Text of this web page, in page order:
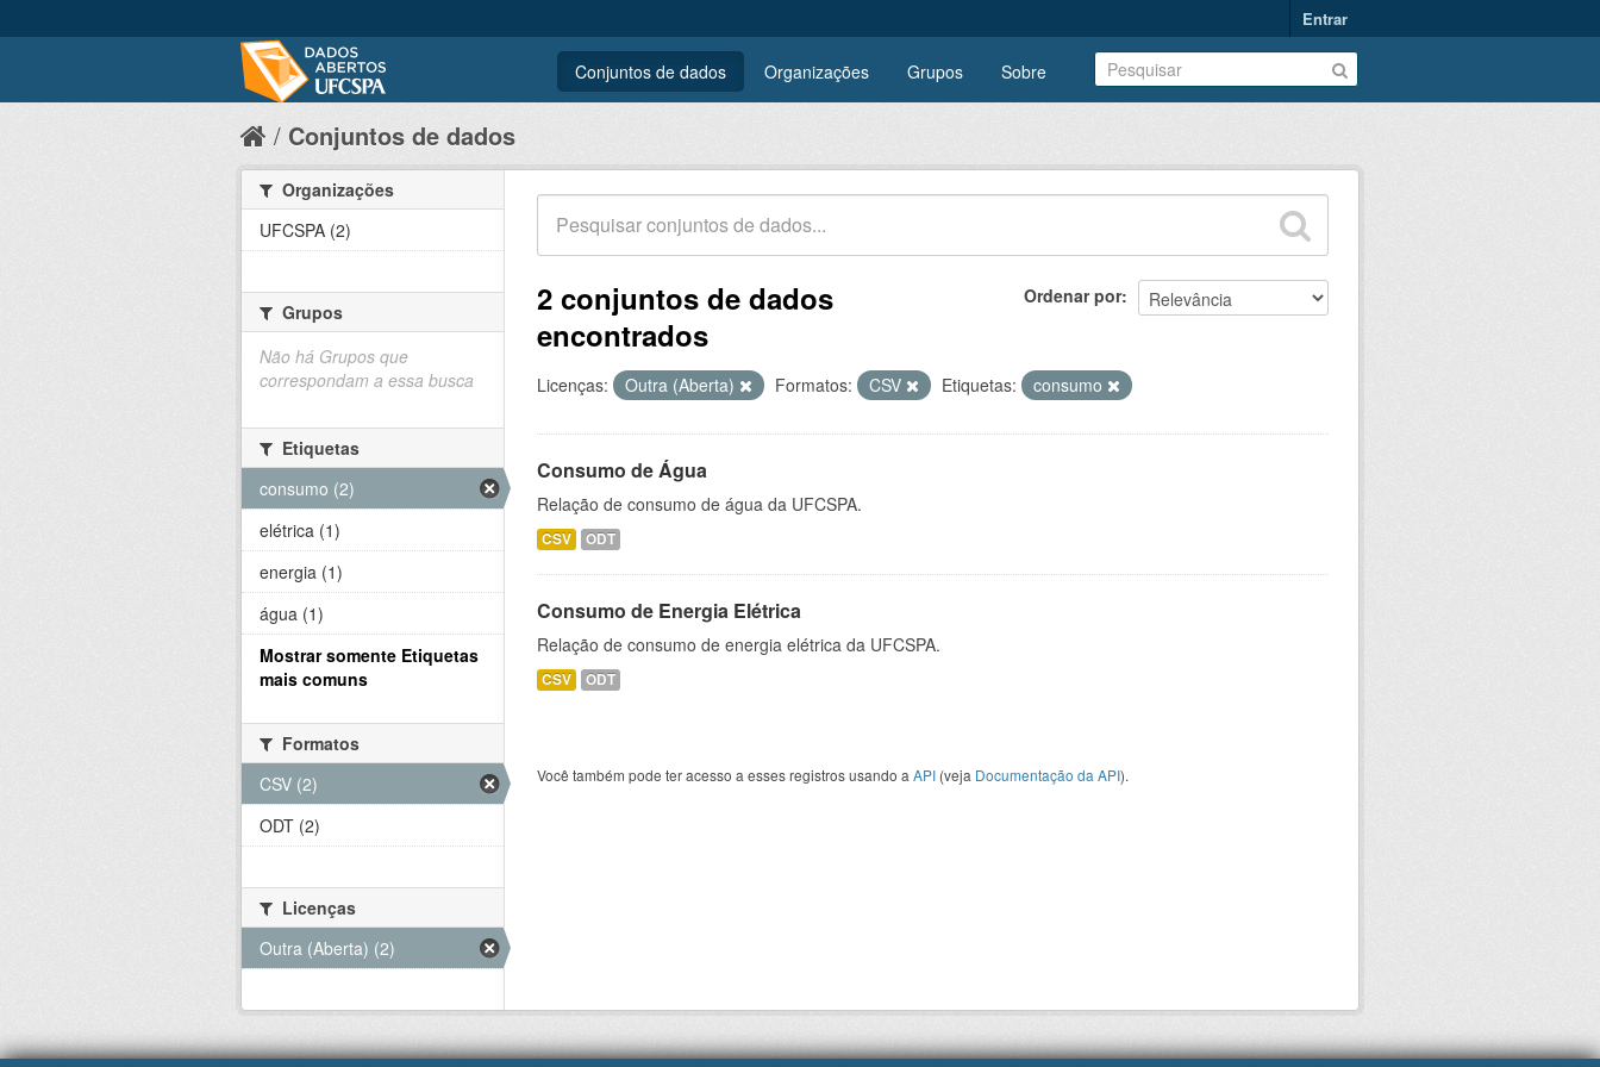
Entrar
Conjuntos de dados Organizações Grupos Sobre
Conjuntos de dados
Ordenar por
2 conjuntos de dados
encontrados
Licenças: Outra (Aberta) Formatos: CSV Etiquetas: consumo
Consumo de Água
Relação de consumo de água da UFCSPA.
CSV ODT
Consumo de Energia Elétrica
Relação de consumo de energia elétrica da UFCSPA.
CSV ODT
Você também pode ter acesso a esses registros usando a API (veja Documentação da API).
Organizações
UFCSPA (2)
Grupos
Não há Grupos que
correspondam a essa busca
Etiquetas
consumo (2)
elétrica (1)
energia (1)
água (1)
Mostrar somente Etiquetas
mais comuns
Formatos
CSV (2)
ODT (2)
Licenças
Outra (Aberta) (2)